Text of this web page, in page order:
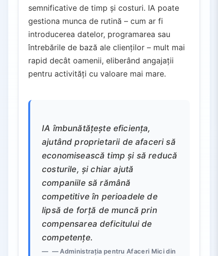
semnificative de timp și costuri. IA poate
gestiona munca de rutină – cum ar fi
introducerea datelor, programarea sau
întrebările de bază ale clienților – mult mai
rapid decât oamenii, eliberând angajații
pentru activități cu valoare mai mare.
IA îmbunătățește eficiența,
ajutând proprietarii de afaceri să
economisească timp și să reducă
costurile, și chiar ajută
companiile să rămână
competitive în perioadele de
lipsă de forță de muncă prin
compensarea deficitului de
competențe.
— Administrația pentru Afaceri Mici din